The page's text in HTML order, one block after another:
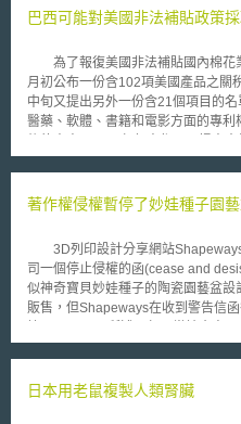
巴西可能對美國非法補貼政策
為了報復美國非法補貼國內棉花
月初公布一份含102項美國產品之關
中旬又提出另外一份含21個項目的
醫藥、軟體、書籍和電影方面的專利
月世界貿易組織（WTO）針對巴西
所應遵守的義務，而給予巴西對美國
此外，如果3月中旬的制裁措施最後
次成功地利用智慧財產權作為報復手段的案例。 巴
新的報復手段可以迫使美國正視這個
會帶來負面的先例影響，並且希望能
著作權侵權暫停了妙娃種子園
3D列印設計分享網站Shapeways
司一個停止侵權的函(cease and
似神奇寶貝妙娃種子的陶瓷園藝盆
販售，但Shapeways在收到警告信函
收益。原本產品列表上並未直接將
了神奇寶貝公司。最新版的設計將近
日本用老鼠複製人類腎臟